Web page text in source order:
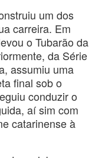
um dos
carreira. Em
o Tubarão da
da Série
assumiu uma
final sob o
conduzir o
aí sim com
catarinense à